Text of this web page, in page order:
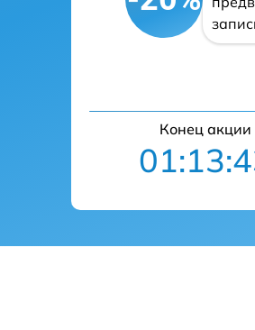
Конец акции